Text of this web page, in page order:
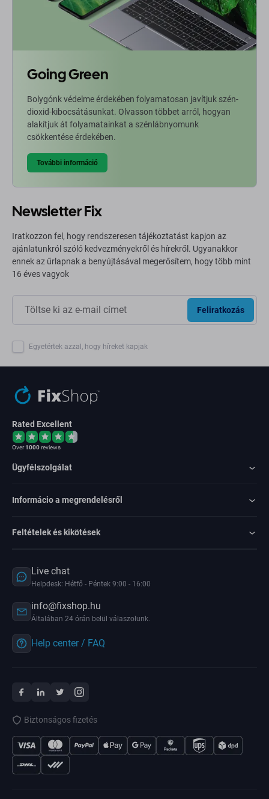
Going Green
Bolygónk védelme érdekében folyamatosan javítjuk szén-
dioxid-kibocsátásunkat. Olvasson többet arról, hogyan
alakítjuk át folyamatainkat a szénlábnyomunk
csökkentése érdekében.
További információ
Newsletter Fix
Iratkozzon fel, hogy rendszeresen tájékoztatást kapjon az
ajánlatunkról szóló kedvezményekről és hírekről. Ugyanakkor
ennek az űrlapnak a benyújtásával megerősítem, hogy több mint
16 éves vagyok
Feliratkozás
Egyetértek azzal, hogy híreket kapjak
Rated Excellent
Over1000reviews
Ügyfélszolgálat
Informácio a megrendelésről
Feltételek és kikötések
Live chat
Helpdesk: Hétfő - Péntek 9:00 - 16:00
info@fixshop.hu
Általában 24 órán belül válaszolunk.
Help center / FAQ
Biztonságos fizetés